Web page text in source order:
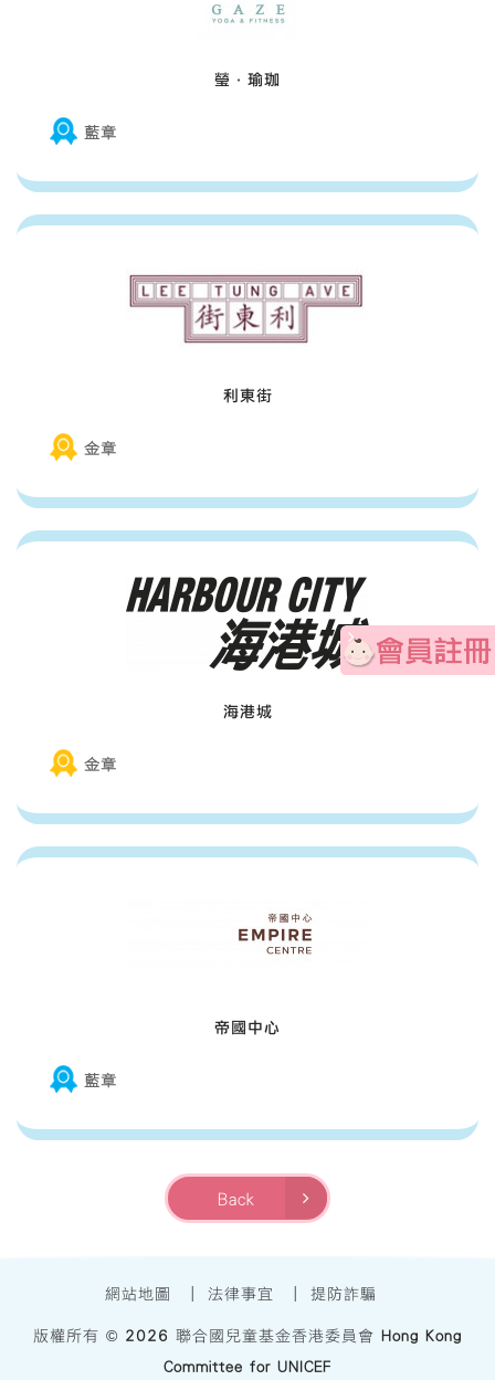
瑩·瑜珈
藍章
利東街
金章
海港城
金章
帝國中心
藍章
Back
網站地圖 法律事宜 提防詐騙
版權所有 © 2026 聯合國兒童基金香港委員會
Hong Kong
Committee for UNICEF